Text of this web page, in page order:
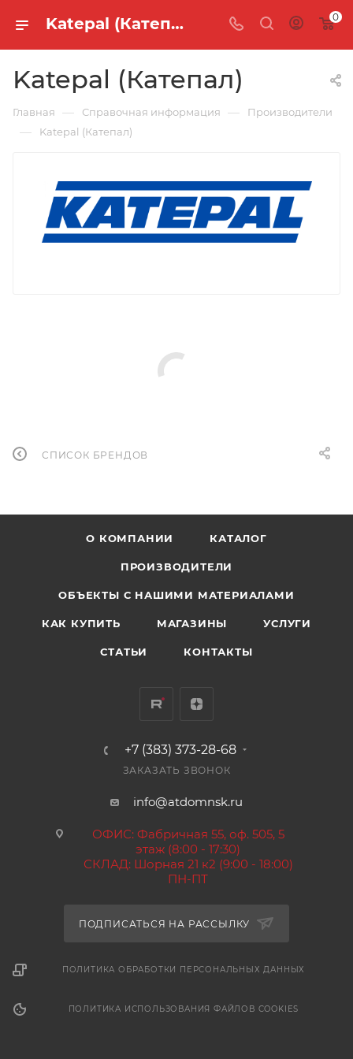
Katepal (Катепал) 0
Katepal (Катепал)
Главная — Справочная информация — Производители
— Katepal (Катепал)
СПИСОК БРЕНДОВ
О КОМПАНИИ КАТАЛОГ
ПРОИЗВОДИТЕЛИ
ОБЪЕКТЫ С НАШИМИ МАТЕРИАЛАМИ
КАК КУПИТЬ МАГАЗИНЫ УСЛУГИ
СТАТЬИ КОНТАКТЫ
+7 (383) 373-28-68
ЗАКАЗАТЬ ЗВОНОК
info@atdomnsk.ru
ОФИС: Фабричная 55, оф. 505, 5
этаж (8:00 - 17:30)
СКЛАД: Шорная 21 к2 (9:00 - 18:00)
ПН-ПТ
ПОДПИСАТЬСЯ НА РАССЫЛКУ
ПОЛИТИКА ОБРАБОТКИ ПЕРСОНАЛЬНЫХ ДАННЫХ
ПОЛИТИКА ИСПОЛЬЗОВАНИЯ ФАЙЛОВ COOKIES